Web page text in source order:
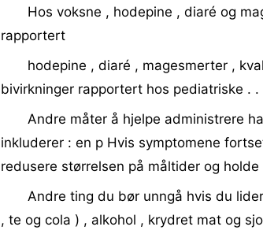
Hos voksne , hodepine , diaré og
rapportert
hodepine , diaré , magesmerter ,
bivirkninger rapportert hos pediatriske .
Andre måter å hjelpe administrere
inkluderer : en p Hvis symptomene
redusere størrelsen på måltider og
Andre ting du bør unngå hvis du
, te og cola ) , alkohol , krydret mat og